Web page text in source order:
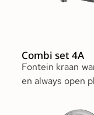
Combi set 4A
Fontein kraan
en always open